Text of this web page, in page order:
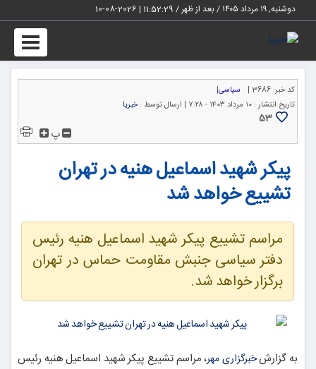
دوشنبه, ۱۹ مرداد ۱۴۰۵ / بعد از ظهر / 11:52:29
|
2026-08-10
کد خبر: 3686 | سیاسی|
تاریخ انتشار : ۱۰ مرداد ۱۴۰۳ - ۷:۲۸ | ارسال توسط :خبریا
53
پ
پیکر شهید اسماعیل هنیه در تهران
تشییع خواهد شد
مراسم تشییع پیکر شهید اسماعیل هنیه رئیس
دفتر سیاسی جنبش مقاومت حماس در تهران
برگزار خواهد شد.
به گزارشخبرگزاری مهر، مراسم تشییع پیکر شهید اسماعیلهنیه رئیس